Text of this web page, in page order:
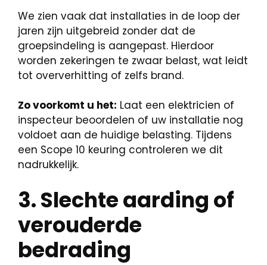
We zien vaak dat installaties in de loop der
jaren zijn uitgebreid zonder dat de
groepsindeling is aangepast. Hierdoor
worden zekeringen te zwaar belast, wat leidt
tot oververhitting of zelfs brand.
Zo voorkomt u het: Laat een elektricien of
inspecteur beoordelen of uw installatie nog
voldoet aan de huidige belasting. Tijdens
een Scope 10 keuring controleren we dit
nadrukkelijk.
3. Slechte aarding of
verouderde
bedrading